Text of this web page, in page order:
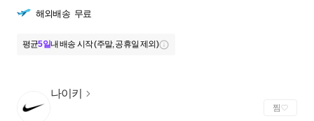
해외배송 무료
평균5일내 배송 시작 (주말, 공휴일 제외)
나이키
찜